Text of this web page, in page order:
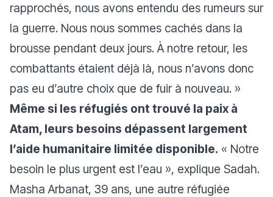
rapprochés, nous avons entendu des rumeurs sur
la guerre. Nous nous sommes cachés dans la
brousse pendant deux jours. À notre retour, les
combattants étaient déjà là, nous n’avons donc
pas eu d’autre choix que de fuir à nouveau. »
Même si les réfugiés ont trouvé la paix à
Atam, leurs besoins dépassent largement
l’aide humanitaire limitée disponible. « Notre
besoin le plus urgent est l’eau », explique Sadah.
Masha Arbanat, 39 ans, une autre réfugiée